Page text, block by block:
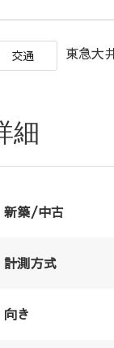
交通 東急大
細
新築/中古
計測方式
向き